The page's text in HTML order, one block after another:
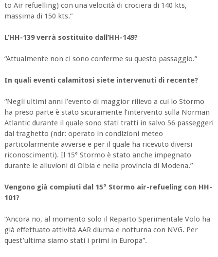
to Air refuelling) con una velocità di crociera di 140 kts,
massima di 150 kts.”
L’HH-139 verrà sostituito dall’HH-149?
“Attualmente non ci sono conferme su questo passaggio.”
In quali eventi calamitosi siete intervenuti di recente?
“Negli ultimi anni l’evento di maggior rilievo a cui lo Stormo
ha preso parte è stato sicuramente l’intervento sulla Norman
Atlantic durante il quale sono stati tratti in salvo 56 passeggeri
dal traghetto (ndr: operato in condizioni meteo
particolarmente avverse e per il quale ha ricevuto diversi
riconoscimenti). Il 15° Stormo è stato anche impegnato
durante le alluvioni di Olbia e nella provincia di Modena.”
Vengono già compiuti dal 15° Stormo air-refueling con HH-
101?
“Ancora no, al momento solo il Reparto Sperimentale Volo ha
già effettuato attività AAR diurna e notturna con NVG. Per
quest’ultima siamo stati i primi in Europa”.